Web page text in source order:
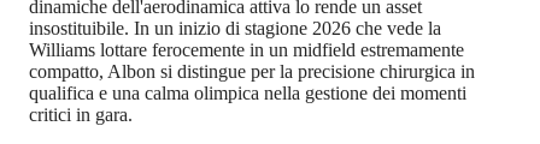
dinamiche dell'aerodinamica attiva lo rende un asset
insostituibile. In un inizio di stagione 2026 che vede la
Williams lottare ferocemente in un midfield estremamente
compatto, Albon si distingue per la precisione chirurgica in
qualifica e una calma olimpica nella gestione dei momenti
critici in gara.